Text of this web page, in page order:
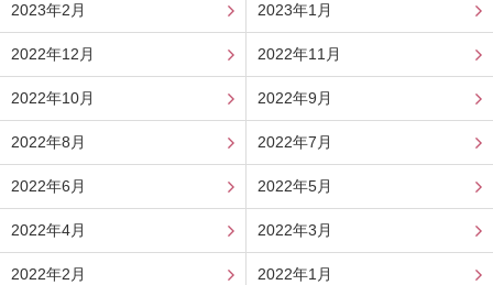
2023年2月 2023年1月
2022年12月 2022年11月
2022年10月 2022年9月
2022年8月 2022年7月
2022年6月 2022年5月
2022年4月 2022年3月
2022年2月 2022年1月